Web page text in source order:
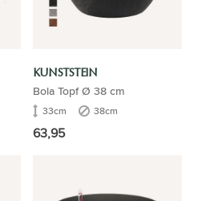
KUNSTSTEIN
Bola Topf Ø 38 cm
33cm 38cm
63,95